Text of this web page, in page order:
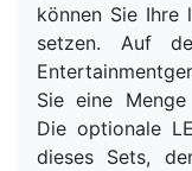
können Sie Ihre
setzen. Auf
Sie eine Menge
Die optionale
dieses Sets,